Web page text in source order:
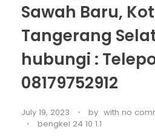
Sawah Baru,
Tangerang
hubungi :
08179752912
July 19, 2023 by with no
bengkel 24 10 1.1